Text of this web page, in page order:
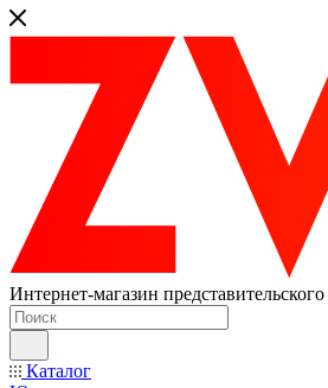
Интернет-магазин представительского
Каталог